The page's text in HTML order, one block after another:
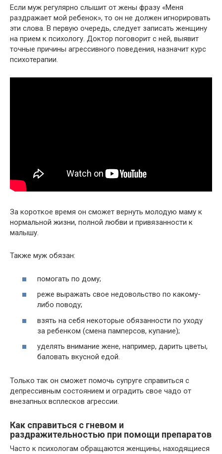
Если муж регулярно слышит от жены фразу «Меня
раздражает мой ребенок», то он не должен игнорировать
эти слова. В первую очередь, следует записать женщину
на прием к психологу. Доктор поговорит с ней, выявит
точные причины агрессивного поведения, назначит курс
психотерапии.
За короткое время он сможет вернуть молодую маму к
нормальной жизни, полной любви и привязанности к
малышу.
Также муж обязан:
помогать по дому;
реже выражать свое недовольство по какому-
либо поводу;
взять на себя некоторые обязанности по уходу
за ребенком (смена памперсов, купание);
уделять внимание жене, например, дарить цветы,
баловать вкусной едой.
Только так он сможет помочь супруге справиться с
депрессивным состоянием и оградить свое чадо от
внезапных всплесков агрессии.
Как справиться с гневом и
раздражительностью при помощи препаратов
Часто к психологам обращаются женщины, находящиеся